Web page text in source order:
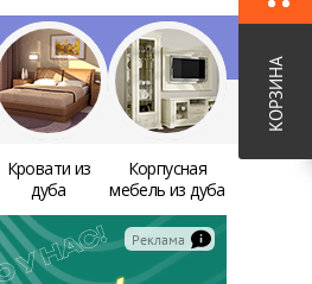
Кровати из
дуба
Корпусная
мебель из дуба
Реклама
КОРЗИНА